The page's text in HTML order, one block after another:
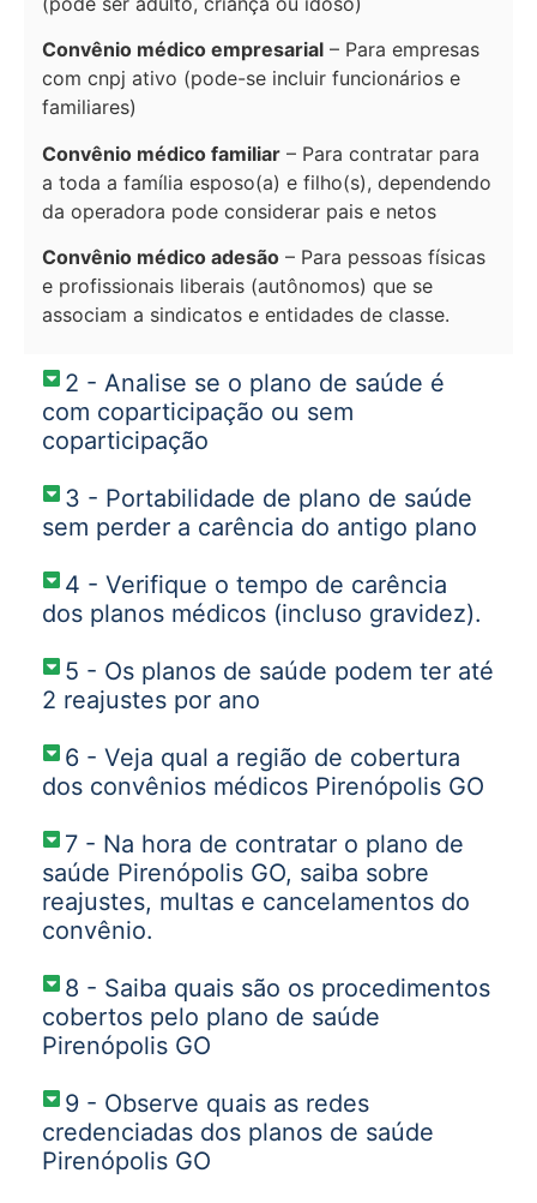
Convênio médico empresarial – Para empresas
com cnpj ativo (pode-se incluir funcionários e
familiares)
Convênio médico familiar – Para contratar para
a toda a família esposo(a) e filho(s), dependendo
da operadora pode considerar pais e netos
Convênio médico adesão – Para pessoas físicas
e profissionais liberais (autônomos) que se
associam a sindicatos e entidades de classe.
2 - Analise se o plano de saúde é
com coparticipação ou sem
coparticipação
3 - Portabilidade de plano de saúde
sem perder a carência do antigo plano
4 - Verifique o tempo de carência
dos planos médicos (incluso gravidez).
5 - Os planos de saúde podem ter até
2 reajustes por ano
6 - Veja qual a região de cobertura
dos convênios médicos Pirenópolis GO
7 - Na hora de contratar o plano de
saúde Pirenópolis GO, saiba sobre
reajustes, multas e cancelamentos do
convênio.
8 - Saiba quais são os procedimentos
cobertos pelo plano de saúde
Pirenópolis GO
9 - Observe quais as redes
credenciadas dos planos de saúde
Pirenópolis GO